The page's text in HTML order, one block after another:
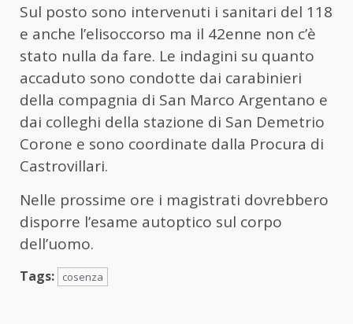
Sul posto sono intervenuti i sanitari del 118
e anche l’elisoccorso ma il 42enne non c’è
stato nulla da fare. Le indagini su quanto
accaduto sono condotte dai carabinieri
della compagnia di San Marco Argentano e
dai colleghi della stazione di San Demetrio
Corone e sono coordinate dalla Procura di
Castrovillari.
Nelle prossime ore i magistrati dovrebbero
disporre l’esame autoptico sul corpo
dell’uomo.
Tags: cosenza